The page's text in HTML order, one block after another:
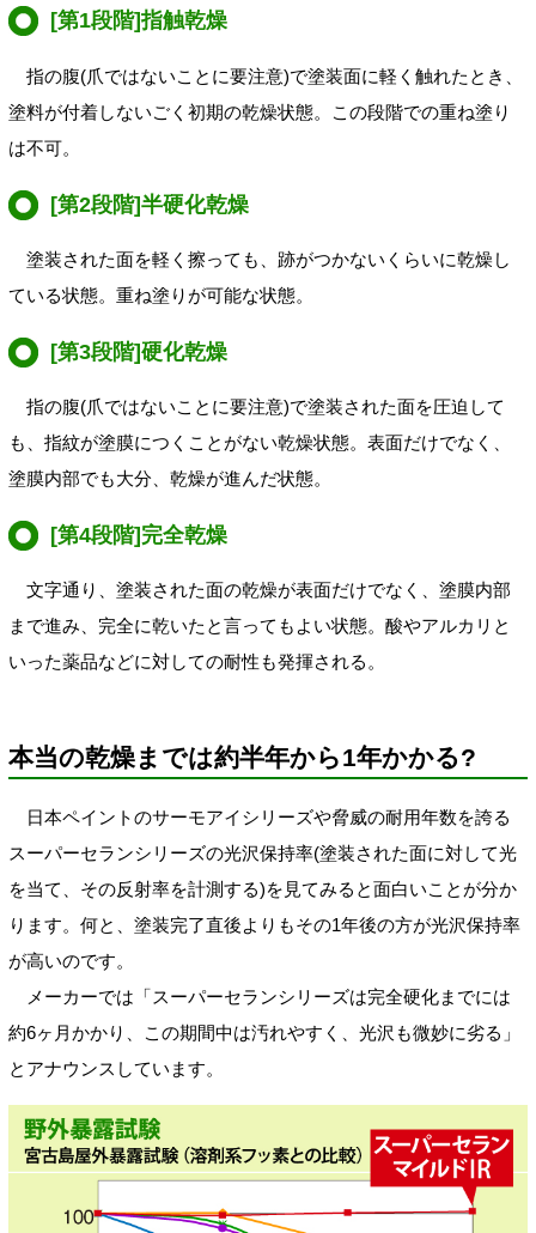
[第1段階]指触乾燥
指の腹(爪ではないことに要注意)で塗装面に軽く触れたとき、
塗料が付着しないごく初期の乾燥状態。この段階での重ね塗り
は不可。
[第2段階]半硬化乾燥
塗装された面を軽く擦っても、跡がつかないくらいに乾燥し
ている状態。重ね塗りが可能な状態。
[第3段階]硬化乾燥
指の腹(爪ではないことに要注意)で塗装された面を圧迫して
も、指紋が塗膜につくことがない乾燥状態。表面だけでなく、
塗膜内部でも大分、乾燥が進んだ状態。
[第4段階]完全乾燥
文字通り、塗装された面の乾燥が表面だけでなく、塗膜内部
まで進み、完全に乾いたと言ってもよい状態。 酸やアルカリと
いった薬品などに対しての耐性も発揮される。
本当の乾燥までは約半年から1年かかる?
日本ペイントのサーモアイシリーズや脅威の耐用年数を誇る
スーパーセランシリーズの光沢保持率(塗装された面に対して光
を当て、その反射率を計測する)を見てみると面白いことが分か
ります。何と、塗装完了直後よりもその1年後の方が光沢保持率
が高いのです。
メーカーでは「スーパーセランシリーズは完全硬化までには
約6ヶ月かかり、この期間中は汚れやすく、光沢も微妙に劣る」
とアナウンスしています。